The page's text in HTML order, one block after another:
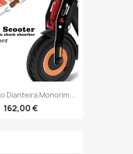
Dianteira Monorim...
162,00 €